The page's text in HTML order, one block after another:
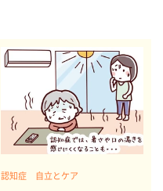
認知症 自立とケア